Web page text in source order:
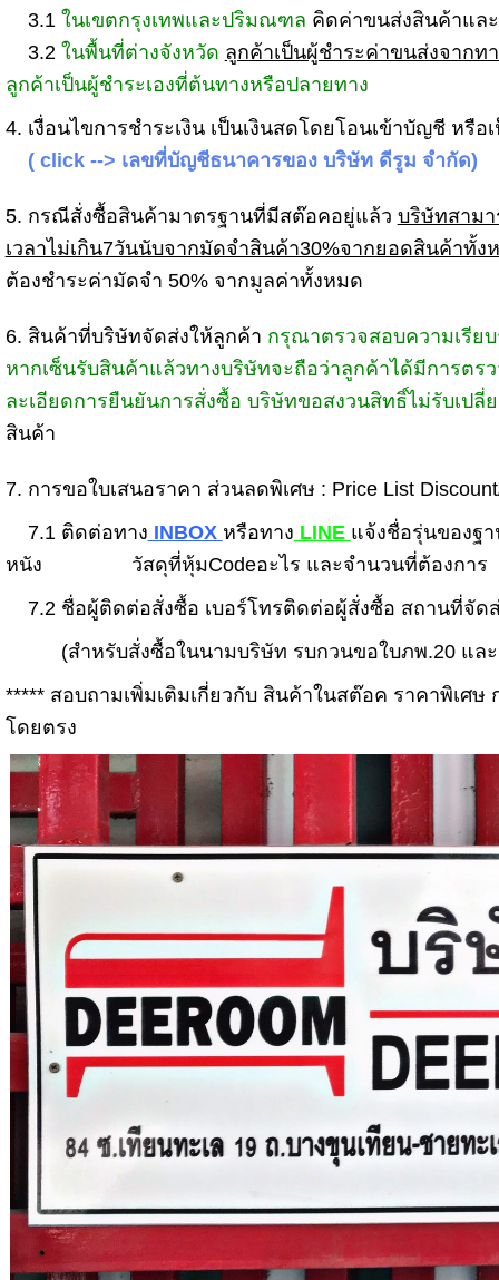
3.1 ในเขตกรุงเทพและปริมณฑล คิดค่าขนส่งสินค้าแล
3.2 ในพื้นที่ต่างจังหวัด ลูกค้าเป็นผู้ชำระค่าขนส่งจากท
ลูกค้าเป็นผู้ชำระเองที่ต้นทางหรือปลายทาง
4. เงื่อนไขการชำระเงิน เป็นเงินสดโดยโอนเข้าบัญชี หรือ
( click --> เลขที่บัญชีธนาคารของ บริษัท ดีรูม จำกัด)
5. กรณีสั่งซื้อสินค้ามาตรฐานที่มีสต๊อคอยู่แล้ว บริษัทสามา
เวลาไม่เกิน7วันนับจากมัดจำสินค้า30%จากยอดสินค้าทั้ง
ต้องชำระค่ามัดจำ 50% จากมูลค่าทั้งหมด
6. สินค้าที่บริษัทจัดส่งให้ลูกค้า กรุณาตรวจสอบความเรีย
หากเซ็นรับสินค้าแล้วทางบริษัทจะถือว่าลูกค้าได้มีการต
ละเอียดการยืนยันการสั่งซื้อ บริษัทขอสงวนสิทธิ์ไม่รับเป
สินค้า
7. การขอใบเสนอราคา ส่วนลดพิเศษ : Price List
7.1 ติดต่อทาง INBOX หรือทาง LINE แจ้งชื่อรุ่นของฐ
หนัง วัสดุที่หุ้มCodeอะไร และจำนวนที่ต้องการ
7.2 ชื่อผู้ติดต่อสั่งซื้อ เบอร์โทรติดต่อผู้สั่งซื้อ สถานที่จัด
(สำหรับสั่งซื้อในนามบริษัท รบกวนขอใบภพ.20 และ
***** สอบถามเพิ่มเติมเกี่ยวกับ สินค้าในสต๊อค ราคาพิเศ
โดยตรง